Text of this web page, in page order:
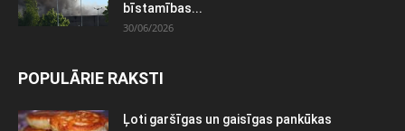
bīstamības...
30/06/2026
POPULĀRIE RAKSTI
Ļoti garšīgas un gaisīgas pankūkas